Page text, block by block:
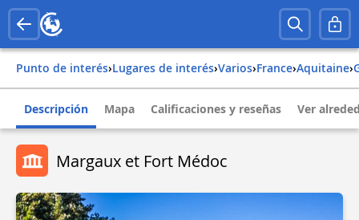
Punto de interés› Lugares de interés› Varios› france› aquitaine›
Descripción Mapa Calificaciones y reseñas Ver
Margaux et Fort Médoc